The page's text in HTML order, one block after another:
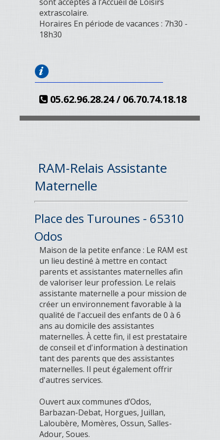
extrascolaire.
Horaires En période de vacances : 7h30 -
18h30
05.62.96.28.24 / 06.70.74.18.18
RAM-Relais Assistante
Maternelle
Place des Turounes - 65310
Odos
Maison de la petite enfance : Le RAM est
un lieu destiné à mettre en contact
parents et assistantes maternelles afin
de valoriser leur profession. Le relais
assistante maternelle a pour mission de
créer un environnement favorable à la
qualité de l'accueil des enfants de 0 à 6
ans au domicile des assistantes
maternelles. À cette fin, il est prestataire
de conseil et d'information à destination
tant des parents que des assistantes
maternelles. Il peut également offrir
d'autres services.
Ouvert aux communes d’Odos,
Barbazan-Debat, Horgues, Juillan,
Laloubère, Momères, Ossun, Salles-
Adour, Soues.